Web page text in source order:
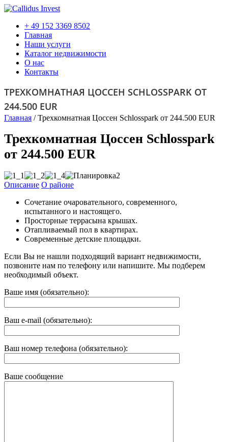
+ 49 152 3369 8502
Главная
Наши услуги
Каталог недвижимости
О нас
Контакты
ТРЕХКОМНАТНАЯ ЦОССЕН SCHLOSSPARK ОТ
244.500 EUR
Главная /Трехкомнатная Цоссен Schlosspark от 244.500 EUR
Трехкомнатная Цоссен Schlosspark
от 244.500 EUR
Описание О районе
Сочетание очаровательного, современного,
испытанного и настоящего.
Просторные террасына крышах.
Отапливаемый пол в квартирах.
Современные детские площадки.
Если Вы не нашли подходящий вариант недвижимости,
позвоните нам по телефону или напишите. Мы подберем
необходимый объект.
Ваше имя (обязательно):
Ваш e-mail (обязательно):
Ваш номер телефона (обязательно):
Ваше сообщение